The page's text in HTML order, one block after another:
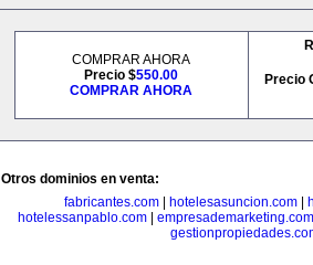
COMPRAR AHORA
Precio $550.00
COMPRAR AHORA
Precio
Otros dominios en venta:
fabricantes.com
hotelesasuncion.com
hotelessanpablo.com| empresademarketing.com